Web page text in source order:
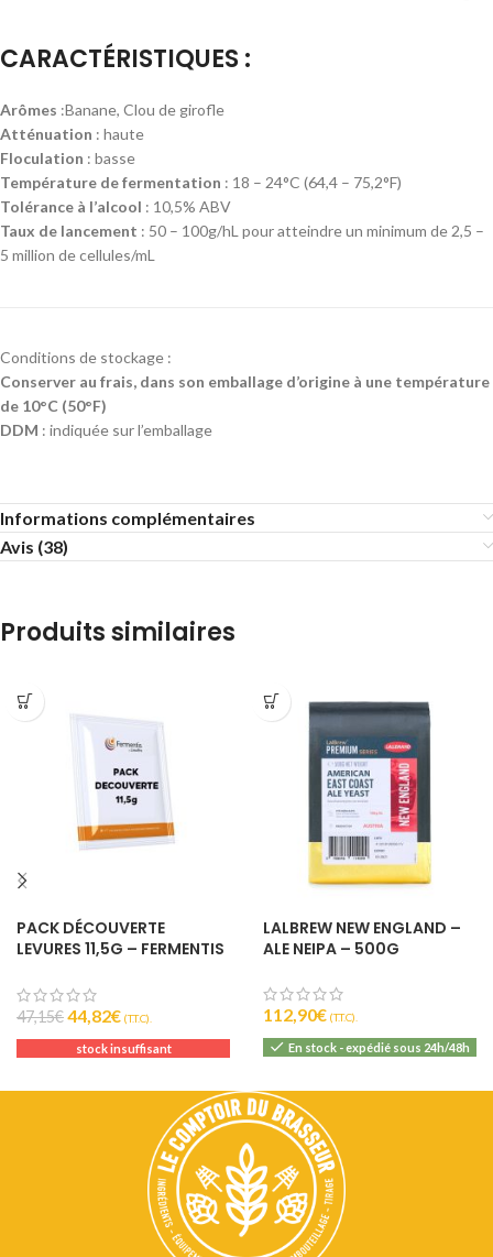
CARACTÉRISTIQUES :
Arômes :Banane, Clou de girofle
Atténuation : haute
Floculation : basse
Température de fermentation : 18 – 24°C (64,4 – 75,2°F)
Tolérance à l’alcool : 10,5% ABV
Taux de lancement : 50 – 100g/hL pour atteindre un minimum de 2,5 –
5 million de cellules/mL
Conditions de stockage :
Conserver au frais, dans son emballage d’origine à une température
de 10°C (50°F)
DDM : indiquée sur l’emballage
Informations complémentaires
Avis (38)
Produits similaires
PACK DÉCOUVERTE
LEVURES 11,5G – FERMENTIS
47,15€44,82€ (T.T.C).
stock insuffisant
LALBREW NEW ENGLAND –
ALE NEIPA – 500G
112,90€ (T.T.C).
En stock - expédié sous 24h/48h